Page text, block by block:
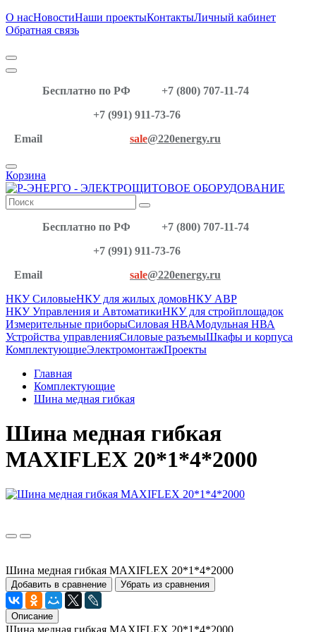
О насНовостиНаши проектыКонтактыЛичный кабинет
Обратная связь
Бесплатно по РФ
+7 (800) 707-11-74
+7 (991) 911-73-76
Email
sale@220energy.ru
Корзина
Бесплатно по РФ
+7 (800) 707-11-74
+7 (991) 911-73-76
Email
sale@220energy.ru
НКУ СиловыеНКУ для жилых домовНКУ АВР
НКУ Управления и АвтоматикиНКУ для стройплощадок
Измерительные приборыСиловая НВАМодульная НВА
Устройства управленияСиловые разъемыШкафы и корпуса
КомплектующиеЭлектромонтажПроекты
Главная
Комплектующие
Шина медная гибкая
Шина медная гибкая
MAXIFLEX 20*1*4*2000
Шина медная гибкая MAXIFLEX 20*1*4*2000
Добавить в сравнение Убрать из сравнения
Описание
Шина медная гибкая MAXIFLEX 20*1*4*2000